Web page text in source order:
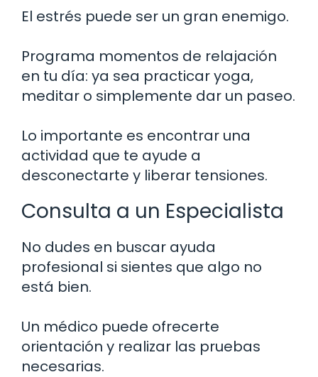
El estrés puede ser un gran enemigo.
Programa momentos de relajación
en tu día: ya sea practicar yoga,
meditar o simplemente dar un paseo.
Lo importante es encontrar una
actividad que te ayude a
desconectarte y liberar tensiones.
Consulta a un Especialista
No dudes en buscar ayuda
profesional si sientes que algo no
está bien.
Un médico puede ofrecerte
orientación y realizar las pruebas
necesarias.